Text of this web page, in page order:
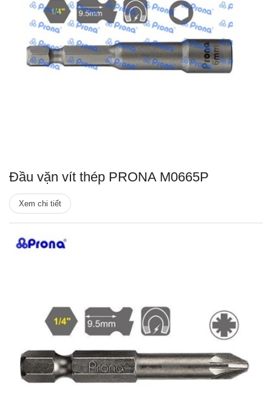
Đầu vặn vít thép PRONA M0665P
Xem chi tiết